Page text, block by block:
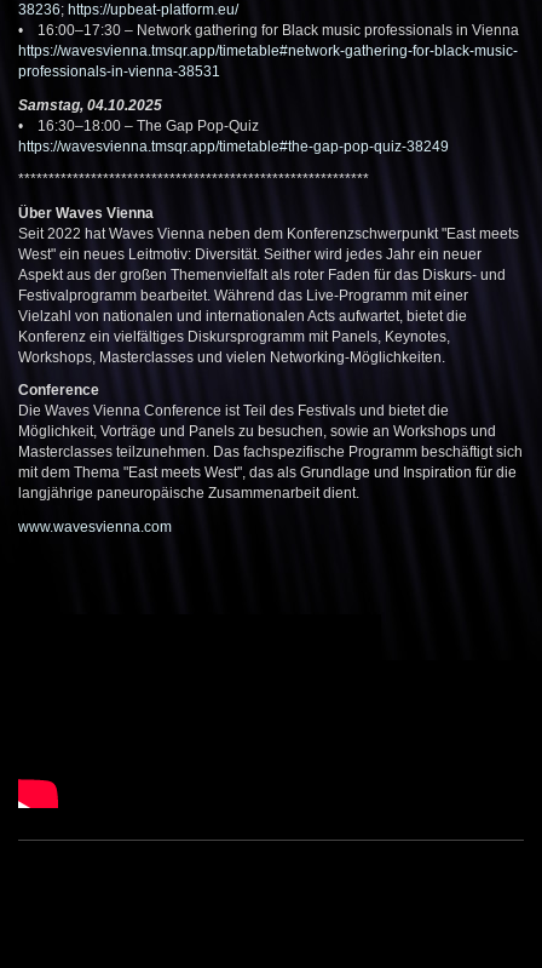
38236; https://upbeat-platform.eu/
• 16:00–17:30 – Network gathering for Black music professionals in Vienna
https://wavesvienna.tmsqr.app/timetable#network-gathering-for-black-music-
professionals-in-vienna-38531
Samstag, 04.10.2025
• 16:30–18:00 – The Gap Pop-Quiz
https://wavesvienna.tmsqr.app/timetable#the-gap-pop-quiz-38249
**********************************************************
Über Waves Vienna
Seit 2022 hat Waves Vienna neben dem Konferenzschwerpunkt "East meets
West" ein neues Leitmotiv: Diversität. Seither wird jedes Jahr ein neuer
Aspekt aus der großen Themenvielfalt als roter Faden für das Diskurs- und
Festivalprogramm bearbeitet. Während das Live-Programm mit einer
Vielzahl von nationalen und internationalen Acts aufwartet, bietet die
Konferenz ein vielfältiges Diskursprogramm mit Panels, Keynotes,
Workshops, Masterclasses und vielen Networking-Möglichkeiten.
Conference
Die Waves Vienna Conference ist Teil des Festivals und bietet die
Möglichkeit, Vorträge und Panels zu besuchen, sowie an Workshops und
Masterclasses teilzunehmen. Das fachspezifische Programm beschäftigt sich
mit dem Thema "East meets West", das als Grundlage und Inspiration für die
langjährige paneuropäische Zusammenarbeit dient.
www.wavesvienna.com